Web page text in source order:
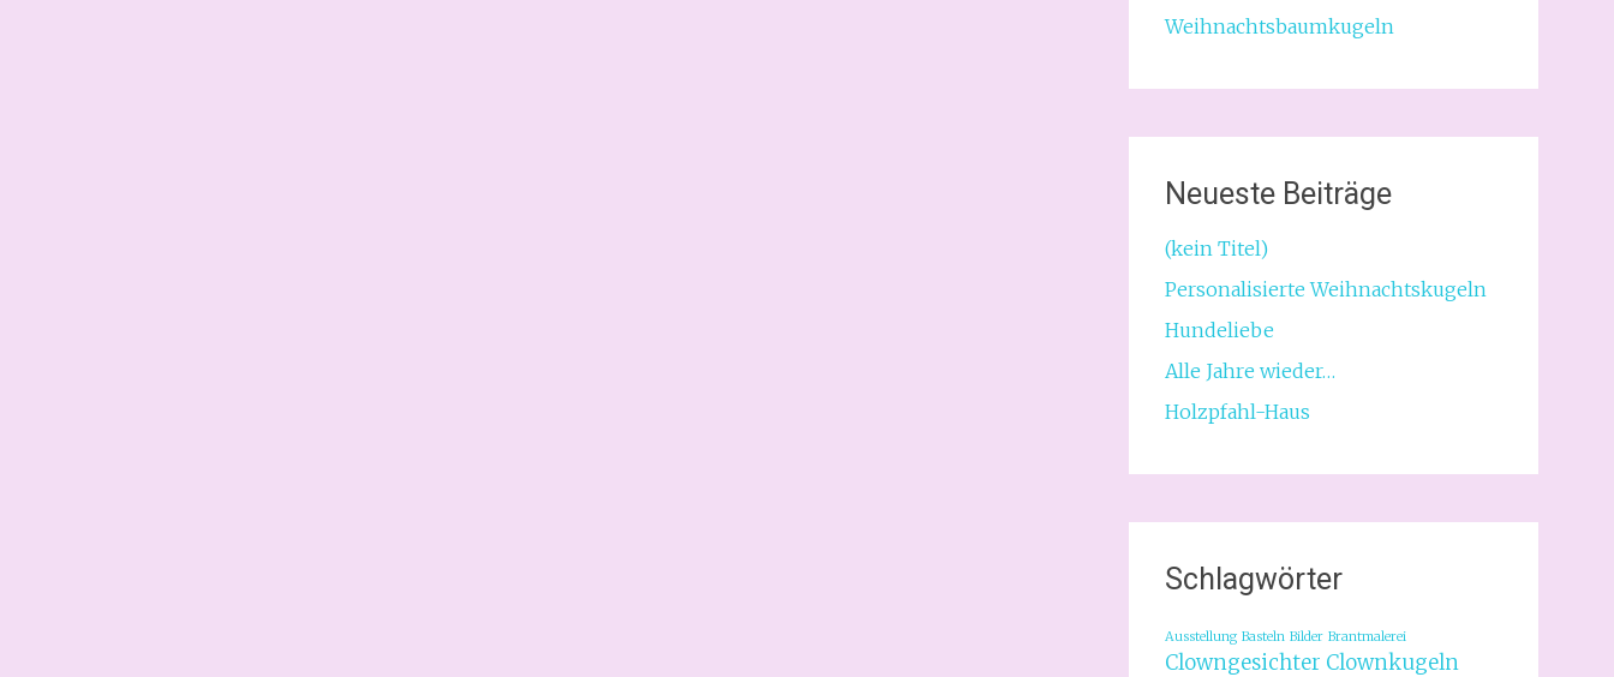
Weihnachtsbaumkugeln
Neueste Beiträge
(kein Titel)
Personalisierte Weihnachtskugeln
Hundeliebe
Alle Jahre wieder…
Holzpfahl-Haus
Schlagwörter
Ausstellung Basteln Bilder Brantmalerei
Clowngesichter Clownkugeln